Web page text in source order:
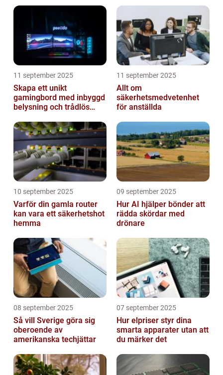
11 september 2025
Skapa ett unikt
gamingbord med inbyggd
belysning och trådlös
11 september 2025
Allt om
säkerhetsmedvetenhet
för anställda
10 september 2025
Varför din gamla router
kan vara ett säkerhetshot
hemma
09 september 2025
Hur AI hjälper bönder att
rädda skördar med
drönare
08 september 2025
Så vill Sverige göra sig
oberoende av
amerikanska techjättar
07 september 2025
Hur elpriser styr dina
smarta apparater utan att
du märker det